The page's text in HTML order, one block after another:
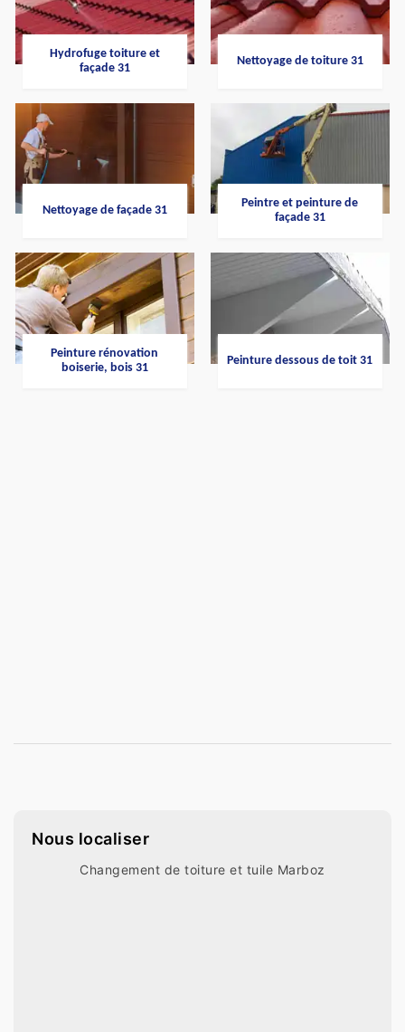
Hydrofuge toiture et
façade 31
Nettoyage de toiture 31
Nettoyage de façade 31
Peintre et peinture de
façade 31
Peinture rénovation
boiserie, bois 31
Peinture dessous de toit 31
Nous localiser
Changement de toiture et tuile Marboz